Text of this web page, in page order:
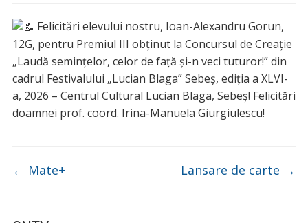
Felicitări elevului nostru, Ioan-Alexandru Gorun,
12G, pentru Premiul III obținut la Concursul de Creație
„Laudă semințelor, celor de față și-n veci tuturor!” din
cadrul Festivalului „Lucian Blaga” Sebeș, ediția a XLVI-
a, 2026 – Centrul Cultural Lucian Blaga, Sebeș! Felicitări
doamnei prof. coord. Irina-Manuela Giurgiulescu!
← Mate+ Lansare de carte →